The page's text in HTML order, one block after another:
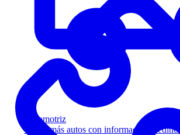
Automotriz
Venda más autos con información crediticia